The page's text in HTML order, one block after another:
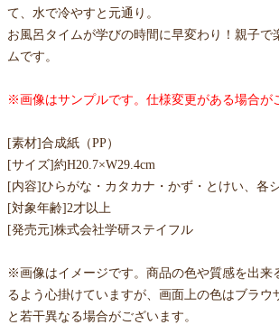
て、水で冷やすと元通り。
お風呂タイムが学びの時間に早変わり！親子で
ムです。
※画像はサンプルです。仕様変更がある場合が
[素材]合成紙（PP）
[サイズ]約H20.7×W29.4cm
[内容]ひらがな・カタカナ・かず・とけい、各
[対象年齢]2才以上
[発売元]株式会社学研ステイフル
※画像はイメージです。商品の色や質感を出来
るよう心掛けていますが、画面上の色はブラウ
と若干異なる場合がございます。